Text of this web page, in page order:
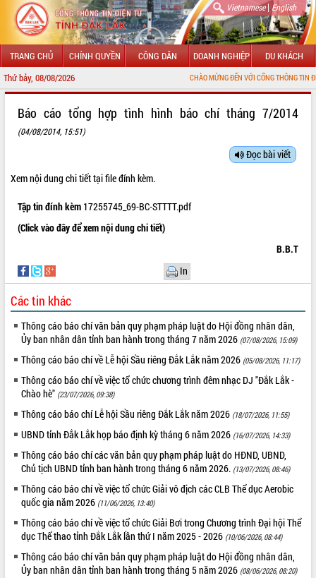
Vietnamese| English
TRANG CHỦ CHÍNH QUYỀN CÔNG DÂN DOANH NGHIỆP DU KHÁCH
Thứ bảy, 08/08/2026 CHÀO MỪNG ĐẾN VỚI CỔNG THÔNG TIN ĐIỆN TỬ
LÃNH ĐẠO UBND TỈNH
HỆ THỐNG VĂN BẢN
VĂN BẢN HĐND TỈNH
ĐIỂM TIN VĂN BẢN
QUY HOẠCH - KẾ HOẠCH
Báo cáo tổng hợp tình hình báo chí tháng 7/2014
(04/08/2014, 15:51)
Đọc bài viết
Xem nội dung chi tiết tại file đính kèm.
Tập tin đính kèm 17255745_69-BC-STTTT.pdf
(Click vào đây để xem nội dung chi tiết)
B.B.T
In
Các tin khác
Thông cáo báo chí văn bản quy phạm pháp luật do Hội đồng nhân dân,
Ủy ban nhân dân tỉnh ban hành trong tháng 7 năm 2026 (07/08/2026, 15:09)
Thông cáo báo chí về Lễ hội Sầu riêng Đắk Lắk năm 2026 (05/08/2026, 11:17)
Thông cáo báo chí về việc tổ chức chương trình đêm nhạc DJ "Đắk Lắk -
Chào hè" (23/07/2026, 09:38)
Thông cáo báo chí Lễ hội Sầu riêng Đắk Lắk năm 2026 (18/07/2026, 11:55)
UBND tỉnh Đắk Lắk họp báo định kỳ tháng 6 năm 2026 (16/07/2026, 14:33)
Thông cáo báo chí các văn bản quy phạm pháp luật do HĐND, UBND,
Chủ tịch UBND tỉnh ban hành trong tháng 6 năm 2026. (13/07/2026, 08:46)
Thông cáo báo chí về việc tổ chức Giải vô địch các CLB Thể dục Aerobic
quốc gia năm 2026 (11/06/2026, 13:40)
Thông cáo báo chí về việc tổ chức Giải Bơi trong Chương trình Đại hội Thể
dục Thể thao tỉnh Đắk Lắk lần thứ I năm 2025 - 2026 (10/06/2026, 08:44)
Thông cáo báo chí văn bản quy phạm pháp luật do Hội đồng nhân dân,
Ủy ban nhân dân tỉnh ban hành trong tháng 5 năm 2026 (08/06/2026, 08:20)